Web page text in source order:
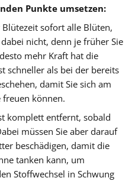
Punkte umsetzen:
sofort alle Blüten,
nicht, denn je früher Sie
mehr Kraft hat die
schneller als bei der bereits
damit Sie sich am
freuen können.
komplett entfernt, sobald
müssen Sie aber darauf
beschädigen, damit die
tanken kann, um
Stoffwechsel in Schwung